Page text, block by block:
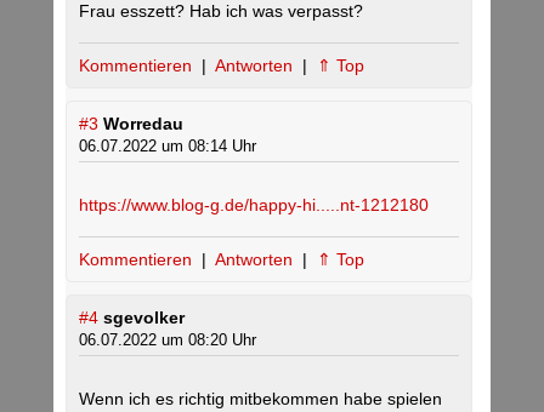
Frau esszett? Hab ich was verpasst?
Kommentieren | Antworten | ⇑ Top
#3 Worredau
06.07.2022 um 08:14 Uhr
https://www.blog-g.de/happy-hi.....nt-1212180
Kommentieren | Antworten | ⇑ Top
#4 sgevolker
06.07.2022 um 08:20 Uhr
Wenn ich es richtig mitbekommen habe spielen